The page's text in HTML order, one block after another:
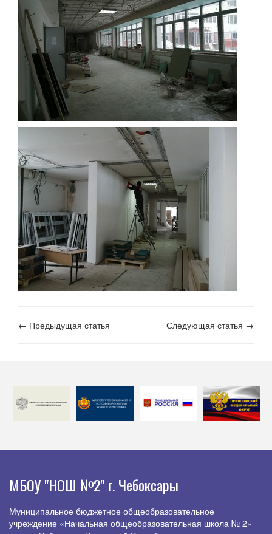
← Предыдущая статья Следующая статья →
МБОУ "НОШ №2" г. Чебоксары
Муниципальное бюджетное общеобразовательное
учреждение «Начальная общеобразовательная школа № 2»